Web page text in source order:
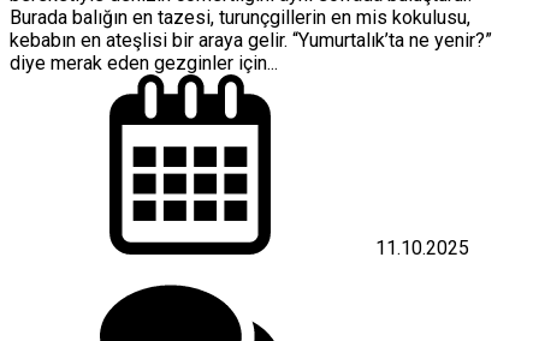
Burada balığın en tazesi, turunçgillerin en mis kokulusu,
kebabın en ateşlisi bir araya gelir. “Yumurtalık’ta ne yenir?”
diye merak eden gezginler için...
11.10.2025